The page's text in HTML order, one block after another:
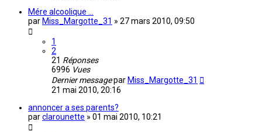
Mére alcoolique ...
par Miss_Margotte_31 » 27 mars 2010, 09:50
1
2
21 Réponses
6996 Vues
Dernier messagepar Miss_Margotte_31
21 mai 2010, 20:16
annoncer a ses parents?
parclarounette » 01 mai 2010, 10:21